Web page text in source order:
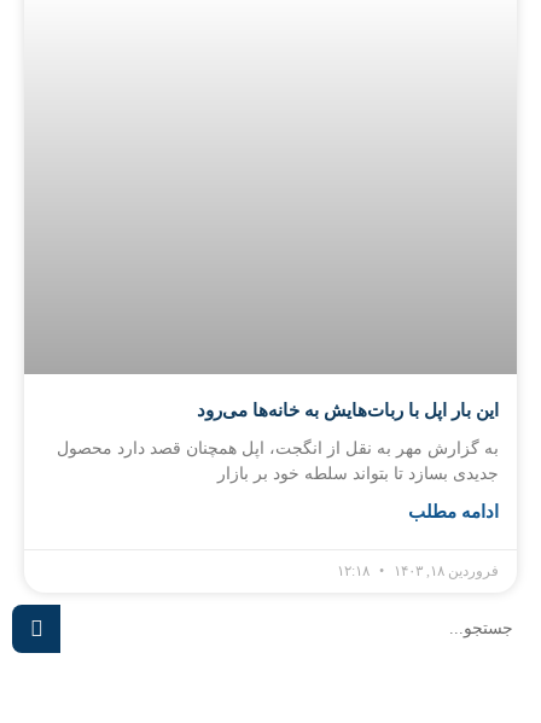
این بار اپل با ربات‌هایش به خانه‌ها می‌رود
به گزارش مهر به نقل از انگجت، اپل همچنان قصد دارد محصول
جدیدی بسازد تا بتواند سلطه خود بر بازار
ادامه مطلب
فروردین ۱۸, ۱۴۰۳